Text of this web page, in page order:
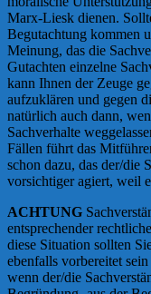
Marx-Liesk dienen.
Begutachtung kommen
Meinung, das die
Gutachten einzelne
kann Ihnen der Zeuge
aufzuklären und gegen
natürlich auch dann,
Sachverhalte
Fällen führt das
schon dazu, das der/die
vorsichtiger agiert, weil
ACHTUNG
entsprechender
diese Situation sollten
ebenfalls vorbereitet
wenn der/die